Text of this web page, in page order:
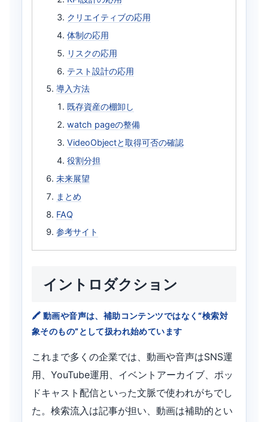
クリエイティブの応用
体制の応用
リスクの応用
テスト設計の応用
導入方法
既存資産の棚卸し
watch pageの整備
VideoObjectと取得可否の確認
役割分担
未来展望
まとめ
FAQ
参考サイト
イントロダクション
動画や音声は、補助コンテンツではなく“検索対
象そのもの”として扱われ始めています
これまで多くの企業では、動画や音声はSNS運
用、YouTube運用、イベントアーカイブ、ポッ
ドキャスト配信といった文脈で使われがちでし
た。検索流入は記事が担い、動画は補助的とい